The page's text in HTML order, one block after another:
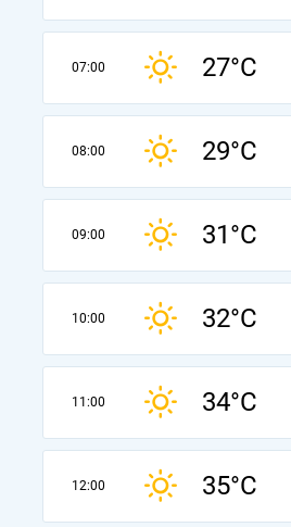
07:00 27°C
08:00 29°C
09:00 31°C
10:00 32°C
11:00 34°C
12:00 35°C